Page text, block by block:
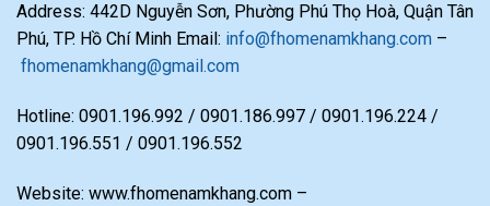
Address: 442D Nguyễn Sơn, Phường Phú Thọ Hoà, Quận Tân
Phú, TP. Hồ Chí Minh Email: info@fhomenamkhang.com –
fhomenamkhang@gmail.com
Hotline: 0901.196.992 / 0901.186.997 / 0901.196.224 /
0901.196.551 / 0901.196.552
Website: www.fhomenamkhang.com –